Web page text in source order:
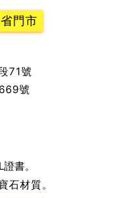
門市
71號
號
書。
石材質。